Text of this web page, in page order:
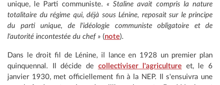
unique, le Parti communiste. « Staline avait compris la nature
totalitaire du régime qui, déjà sous Lénine, reposait sur le principe
du parti unique, de l'idéologie communiste obligatoire et de
l'autorité incontestée du chef » (note).
Dans le droit fil de Lénine, il lance en 1928 un premier plan
quinquennal. Il décide de collectiviser l'agriculture et, le 6
janvier 1930, met officiellement fin à la NEP. Il s'ensuivra une